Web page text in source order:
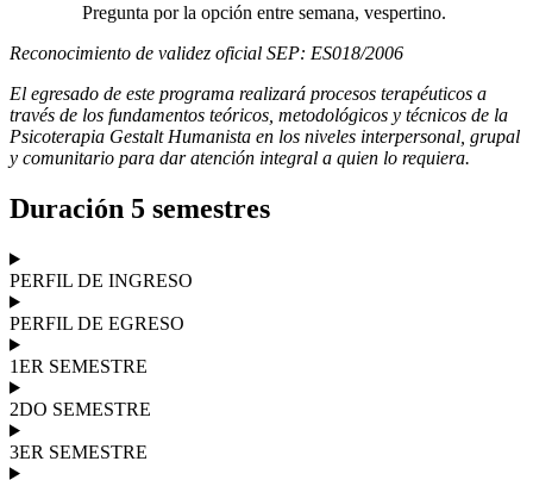
Pregunta por la opción entre semana, vespertino.
Reconocimiento de validez oficial SEP: ES018/2006
El egresado de este programa realizará procesos terapéuticos a
través de los fundamentos teóricos, metodológicos y técnicos de la
Psicoterapia Gestalt Humanista en los niveles interpersonal, grupal
y comunitario para dar atención integral a quien lo requiera.
Duración 5 semestres
PERFIL DE INGRESO
PERFIL DE EGRESO
1ER SEMESTRE
2DO SEMESTRE
3ER SEMESTRE